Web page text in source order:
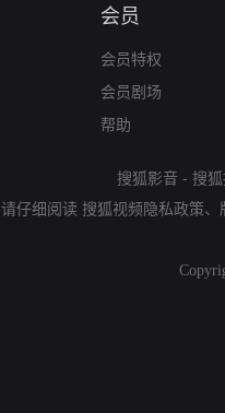
会员
会员特权
会员剧场
帮助
搜狐影音 - 搜
请仔细阅读 搜狐视频隐私政策、